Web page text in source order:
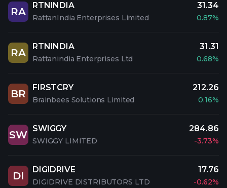
RA
RTNINDIA
RattanIndia Enterprises Limited
31.34
0.87%
RA
RTNINDIA
Rattanindia Enterprises Ltd
31.31
0.68%
BR
FIRSTCRY
Brainbees Solutions Limited
212.26
0.16%
SW
SWIGGY
SWIGGY LIMITED
284.86
-3.73%
DI
DIGIDRIVE
DIGIDRIVE DISTRIBUTORS LTD
17.76
-0.62%